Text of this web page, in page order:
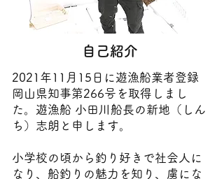
自己紹介
2021年11月15日に遊漁船業者登録
岡山県知事第266号を取得しまし
た。遊漁船 小田川船長の新地（しん
ち）志朗と申します。
小学校の頃から釣り好きで社会人に
なり、船釣りの魅力を知り、虜にな